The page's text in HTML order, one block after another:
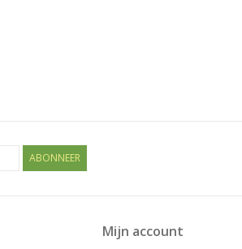
ABONNEER
Mijn account